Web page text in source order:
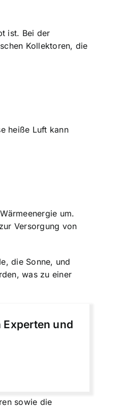
ist. Bei der
Kollektoren, die
heiße Luft kann
um.
Versorgung von
die Sonne, und
was zu einer
und
sowie die